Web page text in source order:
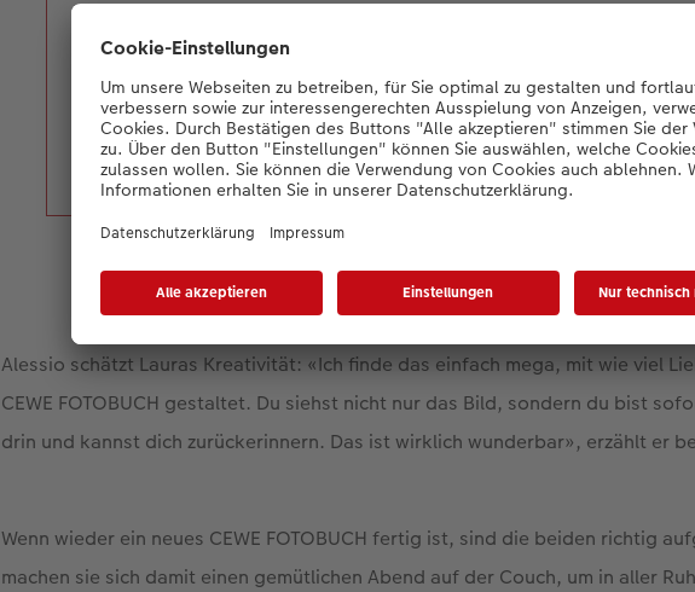
CEWE FOTOBUCH die ganzen Erinnerungen
festhalten und für die Ewigkeit konservieren
Laura Zwerenz
Alessio schätzt Lauras Kreativität: «Ich finde das einfach mega, mit wie viel
CEWE FOTOBUCH gestaltet. Du siehst nicht nur das Bild, sondern du bist
drin und kannst dich zurückerinnern. Das ist wirklich wunderbar», erzählt er
Wenn wieder ein neues CEWE FOTOBUCH fertig ist, sind die beiden richtig
machen sie sich damit einen gemütlichen Abend auf der Couch, um in aller